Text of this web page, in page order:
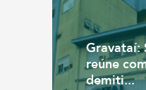
Gravataí:
reúne
demiti...